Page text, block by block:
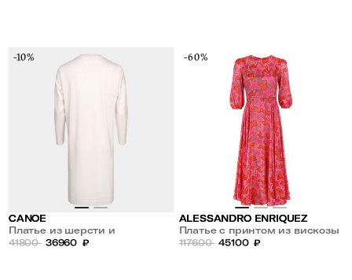
-10%
CANOE
Платье из шерсти и
кашемира
41800 36960 ₽
-60%
ALESSANDRO ENRIQUEZ
Платье с принтом из вискозы
и шелка
117600 45100 ₽